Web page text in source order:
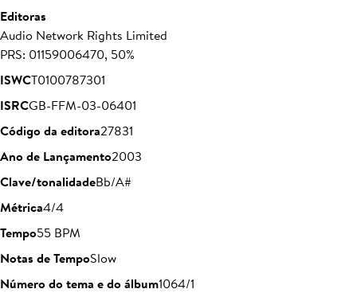
Editoras
Audio Network Rights Limited
PRS: 01159006470, 50%
ISWCT0100787301
ISRCGB-FFM-03-06401
Código da editora27831
Ano de Lançamento2003
Clave/tonalidadeBb/A#
Métrica4/4
Tempo55 BPM
Notas de TempoSlow
Número do tema e do álbum1064/1